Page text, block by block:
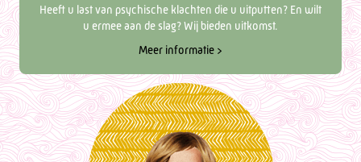
Heeft u last van psychische klachten die u uitputten? En wilt
u ermee aan de slag? Wij bieden uitkomst.
Meer informatie >